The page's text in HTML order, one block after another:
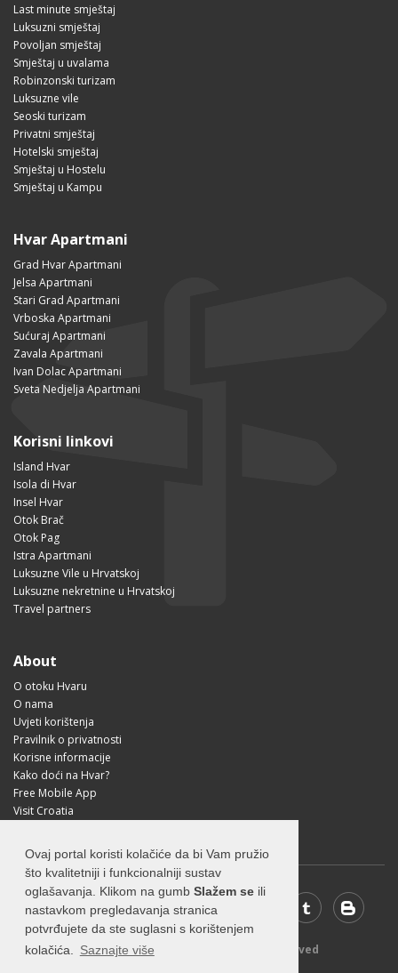
Ovaj portal koristi kolačiće da bi Vam pružio
što kvalitetniji i funkcionalniji sustav
oglašavanja. Klikom na gumb Slažem se ili
nastavkom pregledavanja stranica
potvrđujete da ste suglasni s korištenjem
kolačića.
Saznajte više
Last minute smještaj
Luksuzni smještaj
Povoljan smještaj
Smještaj u uvalama
Robinzonski turizam
Luksuzne vile
Seoski turizam
Privatni smještaj
Hotelski smještaj
Smještaj u Hostelu
Smještaj u Kampu
Hvar Apartmani
Grad Hvar Apartmani
Jelsa Apartmani
Stari Grad Apartmani
Vrboska Apartmani
Sućuraj Apartmani
Zavala Apartmani
Ivan Dolac Apartmani
Sveta Nedjelja Apartmani
Korisni linkovi
Island Hvar
Isola di Hvar
Insel Hvar
Otok Brač
Otok Pag
Istra Apartmani
Luksuzne Vile u Hrvatskoj
Luksuzne nekretnine u Hrvatskoj
Travel partners
About
O otoku Hvaru
O nama
Uvjeti korištenja
Pravilnik o privatnosti
Korisne informacije
Kako doći na Hvar?
Free Mobile App
Visit Croatia
© 2026 Visit-Hvar.com - All rights reserved